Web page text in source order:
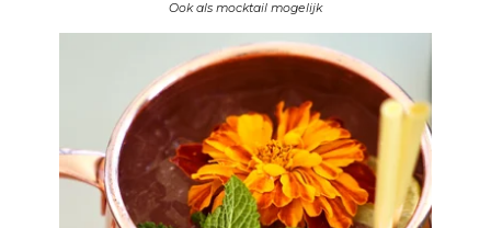
Ook als mocktail mogelijk